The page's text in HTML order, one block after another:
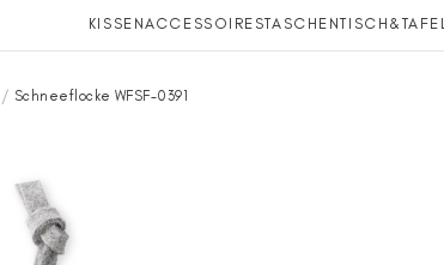
KISSENACCESSOIRESTASCHENTISCH&TAFEL
/ Schneeflocke WFSF-0391